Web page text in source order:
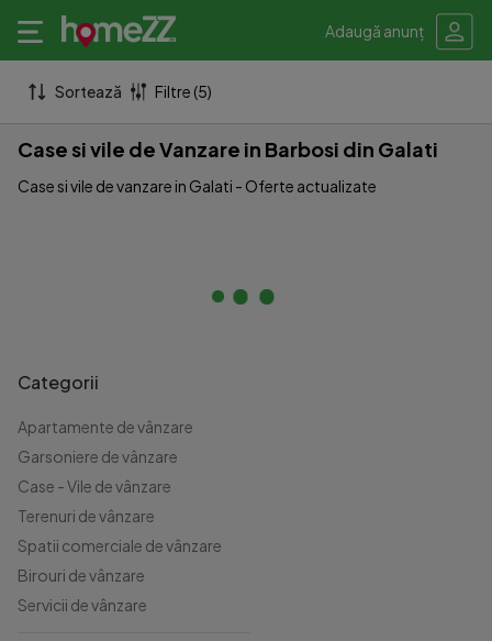
Adaugă anunț
Sortează Filtre (5)
Case si vile de Vanzare in Barbosi din Galati
Case si vile de vanzare in Galati - Oferte actualizate
Categorii
Apartamente de vânzare
Garsoniere de vânzare
Case - Vile de vânzare
Terenuri de vânzare
Spatii comerciale de vânzare
Birouri de vânzare
Servicii de vânzare